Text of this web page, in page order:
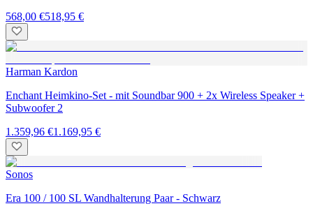
568,00 €518,95 €
Harman Kardon
Enchant Heimkino-Set - mit Soundbar 900 + 2x Wireless Speaker +
Subwoofer 2
1.359,96 €1.169,95 €
Sonos
Era 100 / 100 SL Wandhalterung Paar - Schwarz